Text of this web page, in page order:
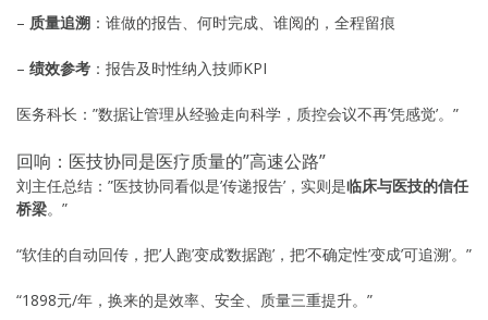
– 质量追溯 ：谁做的报告、何时完成、谁阅的，全程留痕
– 绩效参考 ：报告及时性纳入技师KPI
医务科长：”数据让管理从经验走向科学，质控会议不再’凭感觉’。”
回响：医技协同是医疗质量的”高速公路”
刘主任总结：”医技协同看似是’传递报告’，实则是临床与医技的信任
桥梁。”
“软佳的自动回传，把’人跑’变成’数据跑’，把’不确定性’变成’可追溯’。”
“1898元/年，换来的是效率、安全、质量三重提升。”